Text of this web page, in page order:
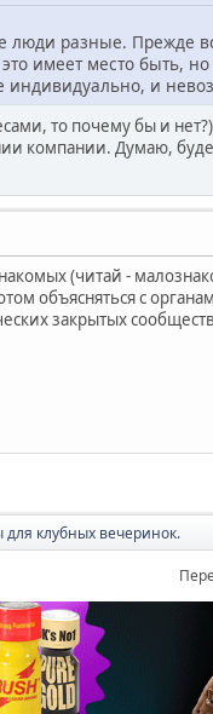
люди разные. Прежде
имеет место быть, но
индивидуально, и
то почему бы и
компании. Думаю,
(читай -
объясняться с
закрытых
для клубных вечеринок.